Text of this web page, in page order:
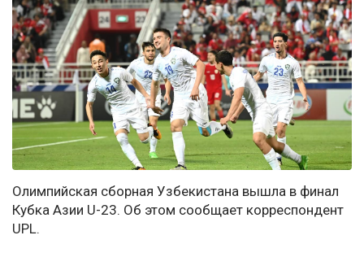
Олимпийская сборная Узбекистана вышла в финал
Кубка Азии U-23. Об этом сообщает корреспондент
UPL.